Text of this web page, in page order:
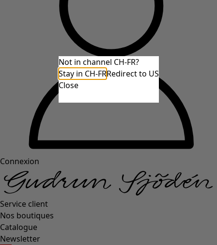
Connexion
Service client
Nos boutiques
Catalogue
Newsletter
Not in channel CH-FR?
Stay in CH-FRRedirect to US
Close